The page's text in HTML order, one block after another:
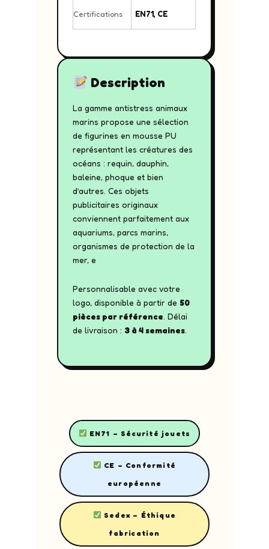
Certifications EN71, CE
Description
La gamme antistress animaux
marins propose une sélection
de figurines en mousse PU
représentant les créatures des
océans : requin, dauphin,
baleine, phoque et bien
d’autres. Ces objets
publicitaires originaux
conviennent parfaitement aux
aquariums, parcs marins,
organismes de protection de la
mer, e
Personnalisable avec votre
logo, disponible à partir de 50
pièces par référence. Délai
de livraison : 3 à 4 semaines.
EN71 – Sécurité jouets
CE – Conformité
européenne
Sedex – Éthique
fabrication